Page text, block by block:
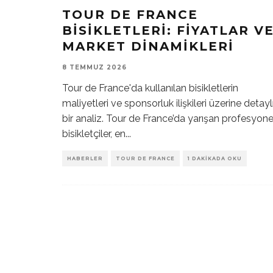
TOUR DE FRANCE
BISIKLETLERI: FIYATLAR VE
MARKET DINAMIKLERI
8 TEMMUZ 2026
Tour de France'da kullanılan bisikletlerin
maliyetleri ve sponsorluk ilişkileri üzerine detaylı
bir analiz. Tour de France’da yarışan
bisikletçiler, en...
HABERLER TOUR DE FRANCE 1 DAKIKADA OKU